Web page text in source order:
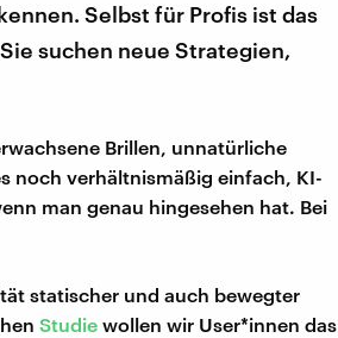
Selbst für Profis ist das
suchen neue Strategien,
Brillen, unnatürliche
noch verhältnismäßig einfach, KI-
man genau hingesehen hat. Bei
statischer und auch bewegter
Studie wollen wir User*innen das